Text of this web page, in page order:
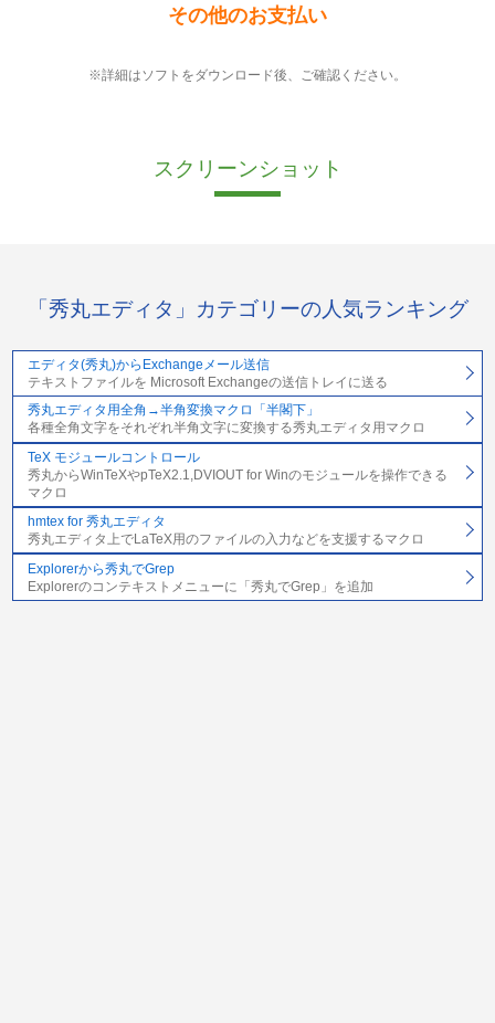
その他のお支払い
※詳細はソフトをダウンロード後、ご確認ください。
スクリーンショット
「秀丸エディタ」カテゴリーの人気ランキング
エディタ(秀丸)からExchangeメール送信
テキストファイルを Microsoft Exchangeの送信トレイに送る
秀丸エディタ用全角→半角変換マクロ「半閣下」
各種全角文字をそれぞれ半角文字に変換する秀丸エディタ用マクロ
TeX モジュールコントロール
秀丸からWinTeXやpTeX2.1,DVIOUT for Winのモジュールを操作できる
マクロ
hmtex for 秀丸エディタ
秀丸エディタ上でLaTeX用のファイルの入力などを支援するマクロ
Explorerから秀丸でGrep
Explorerのコンテキストメニューに「秀丸でGrep」を追加